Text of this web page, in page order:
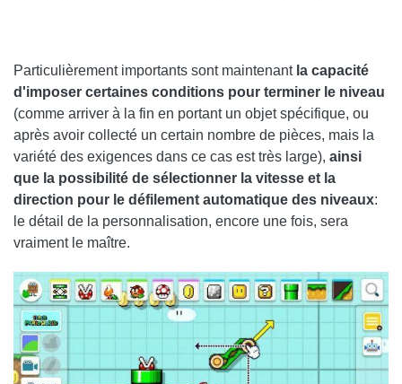
Particulièrement importants sont maintenant la capacité
d'imposer certaines conditions pour terminer le niveau
(comme arriver à la fin en portant un objet spécifique, ou
après avoir collecté un certain nombre de pièces, mais la
variété des exigences dans ce cas est très large), ainsi
que la possibilité de sélectionner la vitesse et la
direction pour le défilement automatique des niveaux:
le détail de la personnalisation, encore une fois, sera
vraiment le maître.